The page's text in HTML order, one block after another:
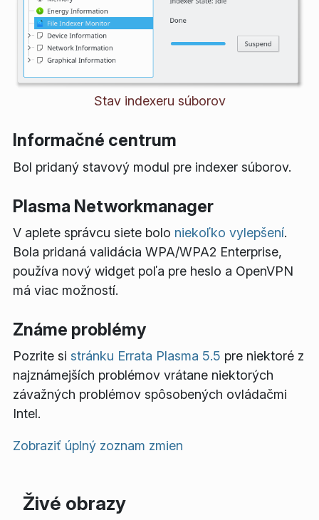
Stav indexeru súborov
Informačné centrum
Bol pridaný stavový modul pre indexer súborov.
Plasma Networkmanager
V aplete správcu siete bolo niekoľko vylepšení.
Bola pridaná validácia WPA/WPA2 Enterprise,
používa nový widget poľa pre heslo a OpenVPN
má viac možností.
Známe problémy
Pozrite si stránku Errata Plasma 5.5 pre niektoré z
najznámejších problémov vrátane niektorých
závažných problémov spôsobených ovládačmi
Intel.
Zobraziť úplný zoznam zmien
Živé obrazy